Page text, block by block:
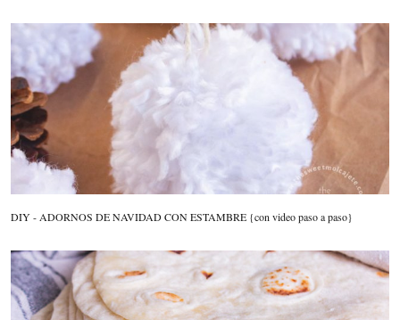
DIY - ADORNOS DE NAVIDAD CON ESTAMBRE {con video paso a paso}